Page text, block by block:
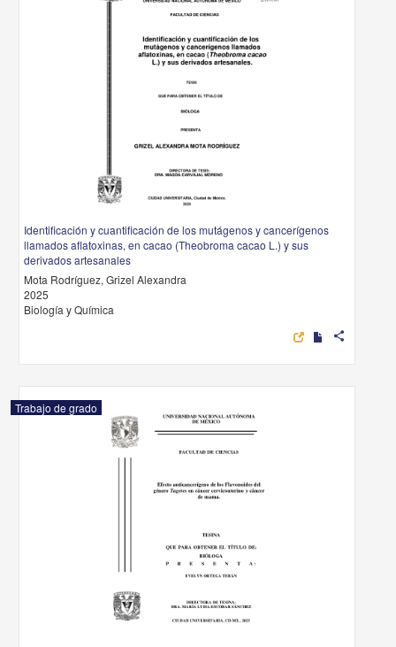
Identificación y cuantificación de los mutágenos y cancerígenos
llamados aflatoxinas, en cacao (Theobroma cacao L.) y sus
derivados artesanales
Mota Rodríguez, Grizel Alexandra
2025
Biología y Química
share
Trabajo de grado